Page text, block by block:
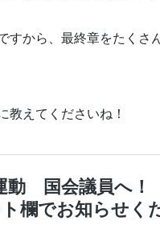
すから、最終章をたくさ
教えてくださいね！